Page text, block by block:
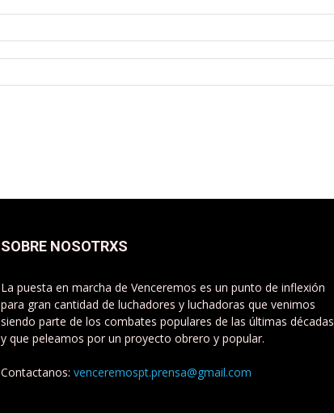
SOBRE NOSOTRXS
La puesta en marcha de Venceremos es un punto de inflexión
para gran cantidad de luchadores y luchadoras que venimos
siendo parte de los combates populares de las últimas décadas
y que peleamos por un proyecto obrero y popular.
Contactanos: venceremospt.prensa@gmail.com